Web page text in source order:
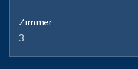
Zimmer
3